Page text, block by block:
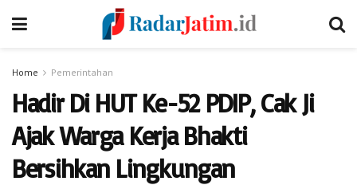
Home Pemerintahan
Hadir Di HUT Ke-52 PDIP, Cak Ji
Ajak Warga Kerja Bhakti
Bersihkan Lingkungan